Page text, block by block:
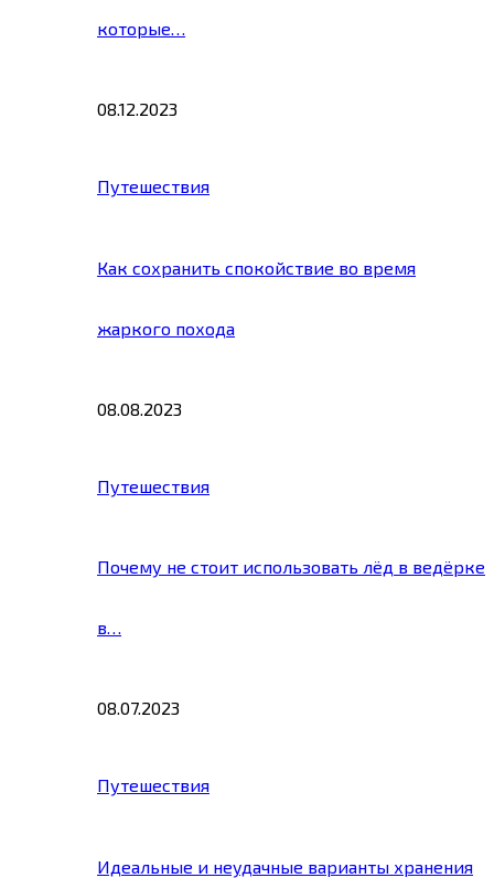
которые…
08.12.2023
Путешествия
Как сохранить спокойствие во время
жаркого похода
08.08.2023
Путешествия
Почему не стоит использовать лёд в ведёрке
в…
08.07.2023
Путешествия
Идеальные и неудачные варианты хранения